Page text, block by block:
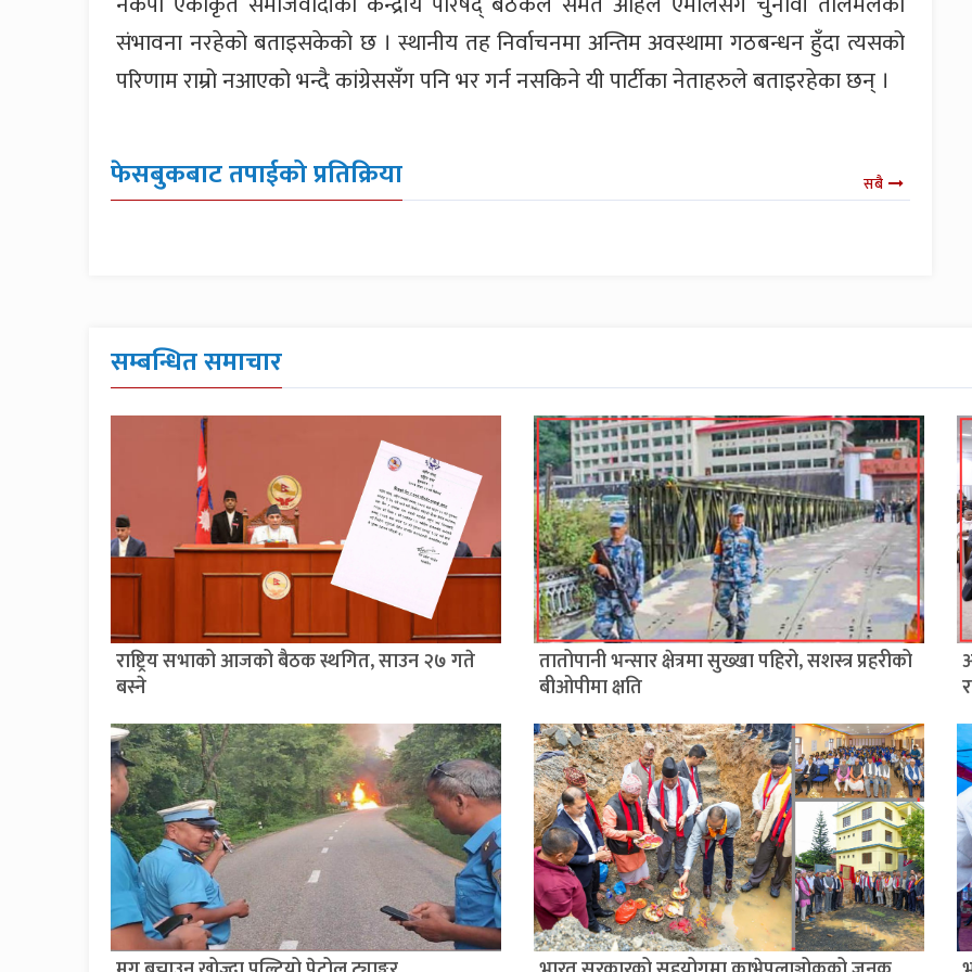
संभावना नरहेको बताइसकेको छ । स्थानीय तह निर्वाचनमा अन्तिम अवस्थामा गठबन्धन हुँदा त्यसको
परिणाम राम्रो नआएको भन्दै कांग्रेससँग पनि भर गर्न नसकिने यी पार्टीका नेताहरुले बताइरहेका छन् ।
फेसबुकबाट तपाईको प्रतिक्रिया सबै
सम्बन्धित समाचार
राष्ट्रिय सभाको आजको बैठक स्थगित, साउन २७ गते
बस्ने
तातोपानी भन्सार क्षेत्रमा सुख्खा पहिरो, सशस्त्र प्रहरीको
बीओपीमा क्षति